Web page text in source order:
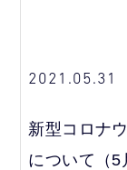
2021.05.31
新型コロナ
について（5